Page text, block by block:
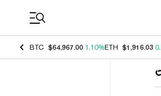
BTC $64,967.00 1.10%ETH $1,916.03